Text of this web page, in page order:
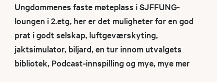
Ungdommenes faste møteplass i SJFFUNG-
loungen i 2.etg, her er det muligheter for en god
prat i godt selskap, luftgeværskyting,
jaktsimulator, biljard, en tur innom utvalgets
bibliotek, Podcast-innspilling og mye, mye mer